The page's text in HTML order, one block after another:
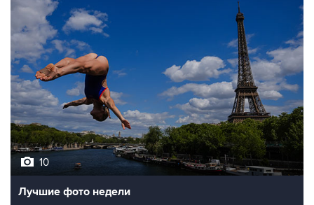
10
Лучшие фото недели